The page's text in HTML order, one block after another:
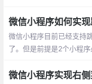
且自动关闭了socket连接
微信小程序目前已经支持
了。但是前提是2个小程
就实现小程序之间相互跳
微信小程序实现右